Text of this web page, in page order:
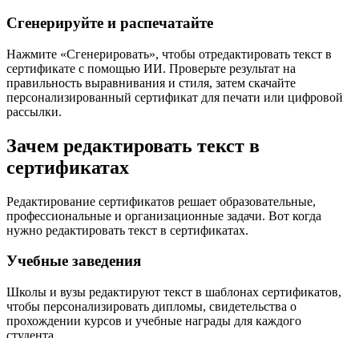
Сгенерируйте и распечатайте
Нажмите «Сгенерировать», чтобы отредактировать текст в
сертификате с помощью ИИ. Проверьте результат на
правильность выравнивания и стиля, затем скачайте
персонализированный сертификат для печати или цифровой
рассылки.
Зачем редактировать текст в
сертификатах
Редактирование сертификатов решает образовательные,
профессиональные и организационные задачи. Вот когда
нужно редактировать текст в сертификатах.
Учебные заведения
Школы и вузы редактируют текст в шаблонах сертификатов,
чтобы персонализировать дипломы, свидетельства о
прохождении курсов и учебные награды для каждого
студента.